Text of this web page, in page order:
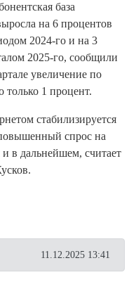
база
на 6 процентов
2024-го и на 3
2025-го, сообщили
увеличение по
только 1 процент.
стабилизируется
спрос на
в дальнейшем, считает
11.12.2025 13:41